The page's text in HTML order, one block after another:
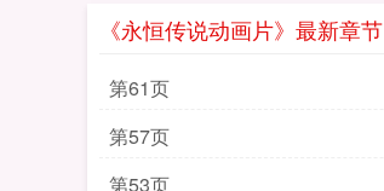
《永恒传说动画片》最新章节
第61页
第57页
第53页